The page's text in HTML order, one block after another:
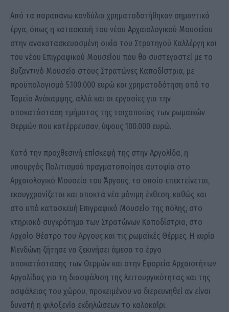
Από τα παραπάνω κονδύλια χρηματοδοτήθηκαν σημαντικά
έργα, όπως η κατασκευή του νέου Αρχαιολογικού Μουσείου
στην ανακατασκευασμένη οικία του Στρατηγού Καλλέργη και
του νέου Επιγραφικού Μουσείου που θα συστεγαστεί με το
Βυζαντινό Μουσείο στους Στρατώνες Καποδίστρια, με
προϋπολογισμό 5.100.000 ευρώ και χρηματοδότηση από το
Ταμείο Ανάκαμψης, αλλά και οι εργασίες για την
αποκατάσταση τμήματος της τοιχοποιίας των ρωμαϊκών
Θερμών που κατέρρευσαν, ύψους 100.000 ευρώ.
Κατά την προχθεσινή επίσκεψή της στην Αργολίδα, η
υπουργός Πολιτισμού πραγματοποίησε αυτοψία στο
Αρχαιολογικό Μουσείο του Άργους, το οποίο επεκτείνεται,
εκσυγχρονίζεται και αποκτά νέα μόνιμη έκθεση, καθώς και
στο υπό κατασκευή Επιγραφικό Μουσείο της πόλης, στο
κτηριακό συγκρότημα των Στρατώνων Καποδίστρια, στο
Αρχαίο Θέατρο του Άργους και τις ρωμαϊκές Θέρμες. Η κυρία
Μενδώνη ζήτησε να ξεκινήσει άμεσα το έργο
αποκατάστασης των Θερμών και στην Εφορεία Αρχαιοτήτων
Αργολίδας για τη διασφάλιση της λειτουργικότητας και της
ασφάλειας του χώρου, προκειμένου να διερευνηθεί αν είναι
δυνατή η φιλοξενία εκδηλώσεων το καλοκαίρι.